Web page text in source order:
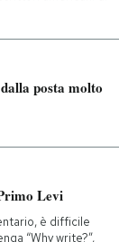
posta molto
Levi
è difficile
“Why write?”,